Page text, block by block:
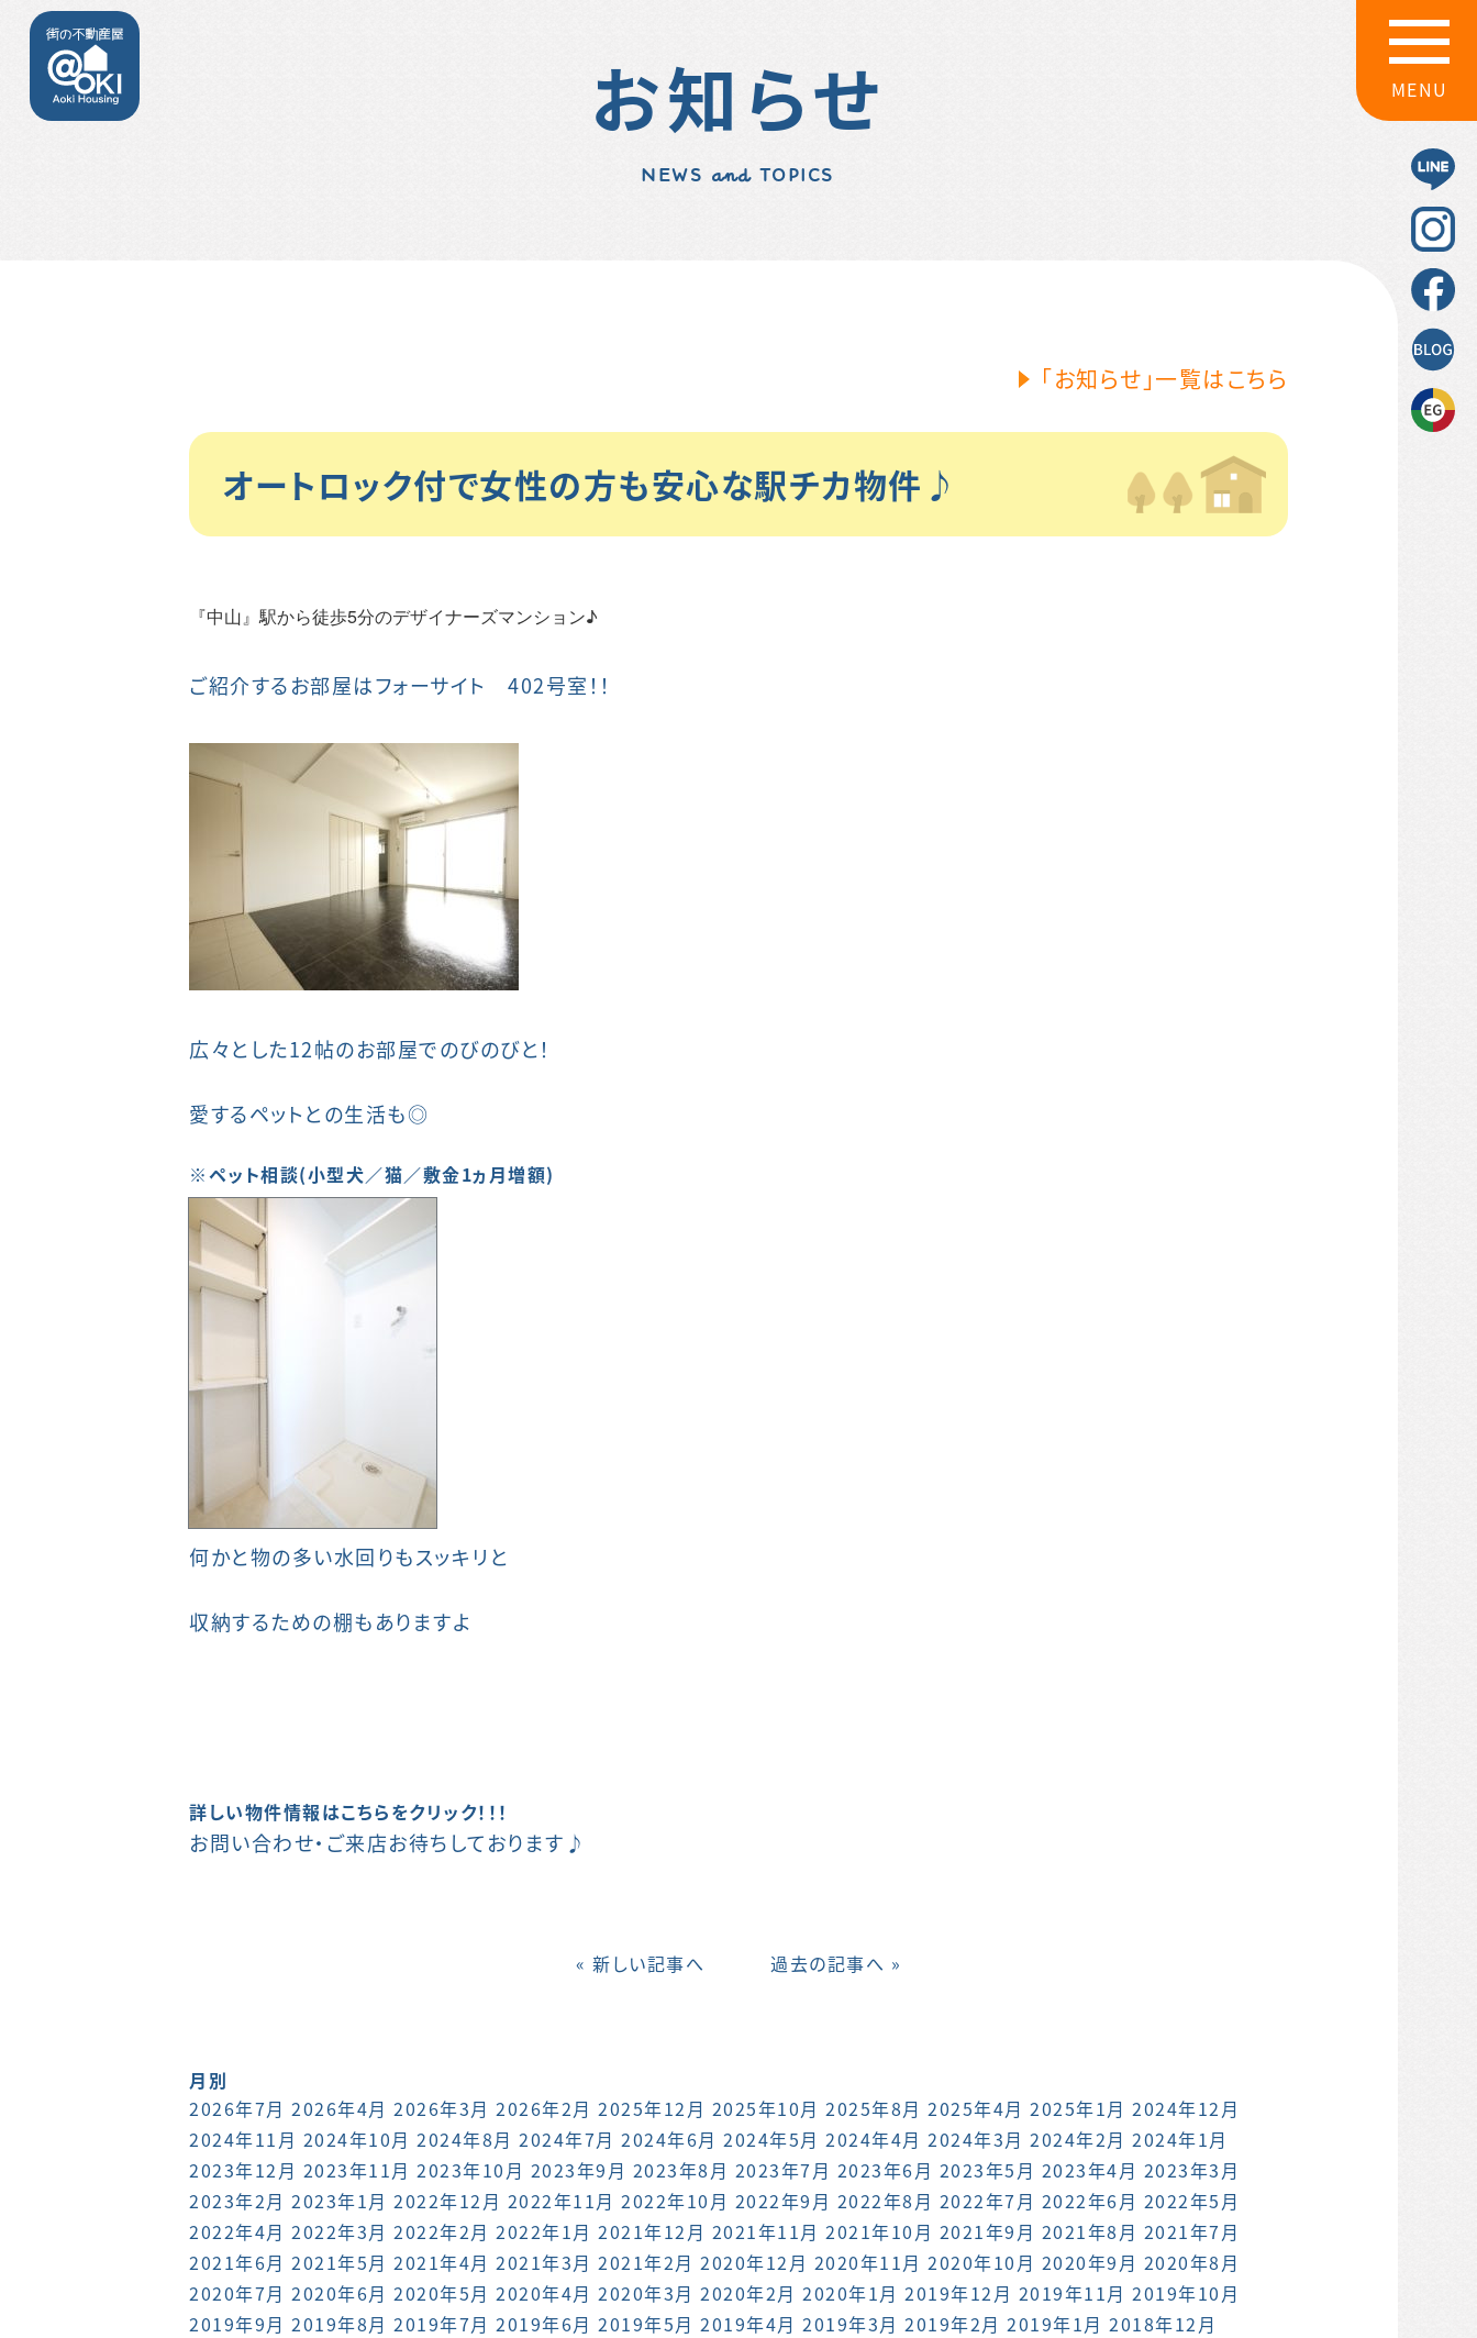
MENU
お知らせ
NEWS and TOPICS
「お知らせ」一覧はこちら
オートロック付で女性の方も安心な駅チカ物件♪
『中山』駅から徒歩5分のデザイナーズマンション♪
ご紹介するお部屋はフォーサイト 402号室！！
広々とした12帖のお部屋でのびのびと！
愛するペットとの生活も◎
※ペット相談(小型犬／猫／敷金1ヵ月増額)
何かと物の多い水回りもスッキリと
収納するための棚もありますよ
詳しい物件情報はこちらをクリック！！！
お問い合わせ・ご来店お待ちしております♪
« 新しい記事へ 過去の記事へ »
月別
2026年7月 2026年4月 2026年3月 2026年2月 2025年12月 2025年10月 2025年8月 2025年4月 2025年1月 2024年12月
2024年11月 2024年10月 2024年8月 2024年7月 2024年6月 2024年5月 2024年4月 2024年3月 2024年2月 2024年1月
2023年12月 2023年11月 2023年10月 2023年9月 2023年8月 2023年7月 2023年6月 2023年5月 2023年4月 2023年3月
2023年2月 2023年1月 2022年12月 2022年11月 2022年10月 2022年9月 2022年8月 2022年7月 2022年6月 2022年5月
2022年4月 2022年3月 2022年2月 2022年1月 2021年12月 2021年11月 2021年10月 2021年9月 2021年8月 2021年7月
2021年6月 2021年5月 2021年4月 2021年3月 2021年2月 2020年12月 2020年11月 2020年10月 2020年9月 2020年8月
2020年7月 2020年6月 2020年5月 2020年4月 2020年3月 2020年2月 2020年1月 2019年12月 2019年11月 2019年10月
2019年9月 2019年8月 2019年7月 2019年6月 2019年5月 2019年4月 2019年3月 2019年2月 2019年1月 2018年12月